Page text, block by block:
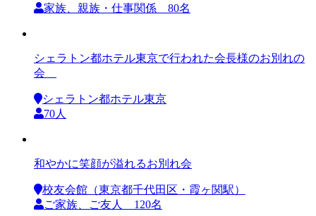
家族、親族・仕事関係 80名
シェラトン都ホテル東京で行われた会長様のお別れの
会
シェラトン都ホテル東京
70人
和やかに笑顔が溢れるお別れ会
校友会館（東京都千代田区・霞ヶ関駅）
ご家族、ご友人 120名